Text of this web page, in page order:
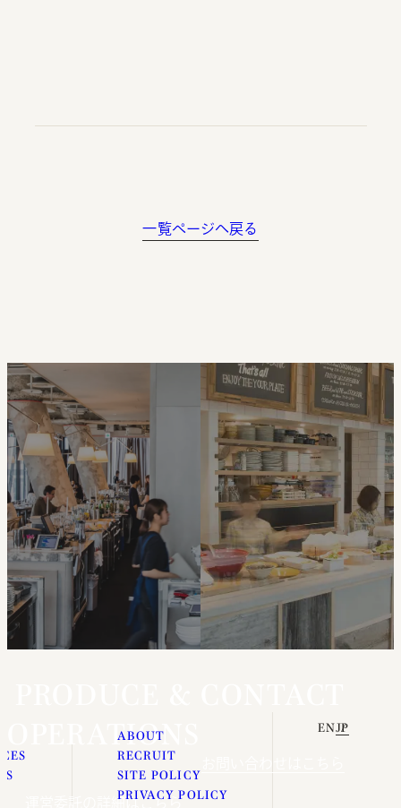
一覧ページへ戻る
OPERATIONS
運営委託の詳細はこちら
ABOUT
RECRUIT
SITE POLICY
PRIVACY POLICY
ENJP